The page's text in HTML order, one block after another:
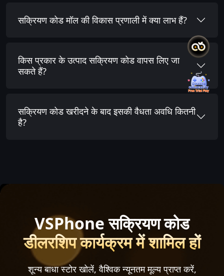
सक्रियण कोड मॉल की विकास प्रणाली में क्या लाभ हैं?
किस प्रकार के उत्पाद सक्रियण कोड वापस लिए जा
सकते हैं?
सक्रियण कोड खरीदने के बाद इसकी वैधता अवधि कितनी
है?
VSPhone सक्रियण कोड
डीलरशिप कार्यक्रम में शामिल हों
शून्य बाधा स्टोर खोलें, वैश्विक न्यूनतम मूल्य प्राप्त करें,